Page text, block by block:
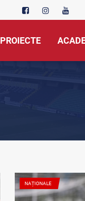
PROIECTE
NAȚIONALE